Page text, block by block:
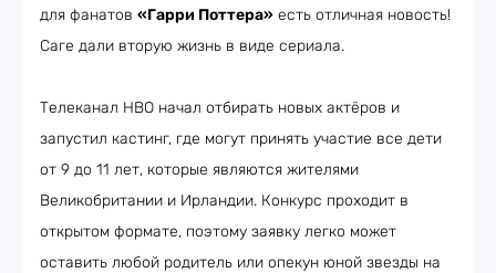
для фанатов «Гарри Поттера» есть отличная новость!
Саге дали вторую жизнь в виде сериала.
Телеканал HBO начал отбирать новых актёров и
запустил кастинг, где могут принять участие все дети
от 9 до 11 лет, которые являются жителями
Великобритании и Ирландии. Конкурс проходит в
открытом формате, поэтому заявку легко может
оставить любой родитель или опекун юной звезды на